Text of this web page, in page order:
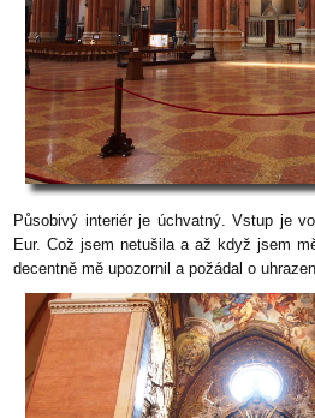
Působivý interiér je úchvatný. Vstup je
Eur. Což jsem netušila a až když jsem
decentně mě upozornil a požádal o